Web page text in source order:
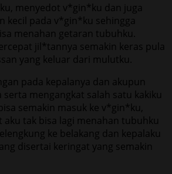
menyedot v*gin*ku dan juga
kecil pada v*gin*ku sehingga
menahan getaran tubuhku.
jil*tannya semakin keras pula
yang keluar dari mulutku.
pada kepalanya dan akupun
serta mengangkat salah satu kakiku
semakin masuk ke v*gin*ku,
aku tak bisa lagi menahan tubuhku
ke belakang dan kepalaku
disertai keringat yang semakin